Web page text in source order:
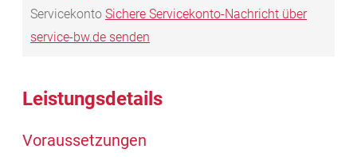
Servicekonto Sichere Servicekonto-Nachricht über
service-bw.de senden
Leistungsdetails
Voraussetzungen